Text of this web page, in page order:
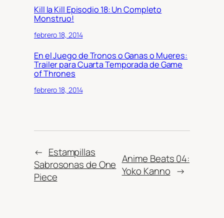
Kill la Kill Episodio 18: Un Completo
Monstruo!
febrero 18, 2014
En el Juego de Tronos o Ganas o Mueres:
Trailer para Cuarta Temporada de Game
of Thrones
febrero 18, 2014
← Estampillas
Sabrosonas de One
Piece
Anime Beats 04:
Yoko Kanno →